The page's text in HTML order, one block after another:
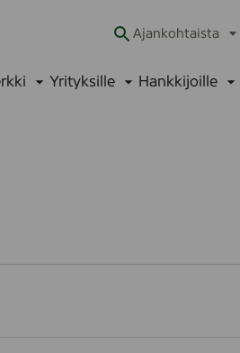
Ajankohtaista
Yrityksille Hankkijoille